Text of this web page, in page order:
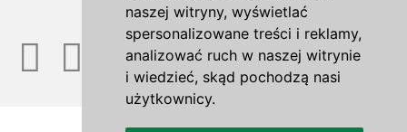
naszej witryny, wyświetlać
spersonalizowane treści i reklamy,
analizować ruch w naszej witrynie
i wiedzieć, skąd pochodzą nasi
użytkownicy.